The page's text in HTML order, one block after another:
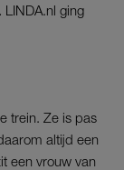
LINDA.nl ging
trein. Ze is pas
altijd een
een vrouw van